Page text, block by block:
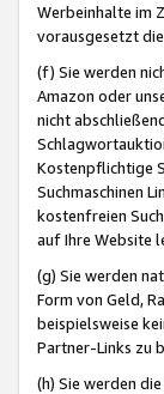
Werbeinhalte im
vorausgesetzt
(f) Sie werden
Amazon oder
nicht
Kostenpflichtige
Suchmaschinen
kostenfreien
auf Ihre Website
(g) Sie werden
Form von Geld,
beispielsweise
Partner-Links zu
(h) Sie werden